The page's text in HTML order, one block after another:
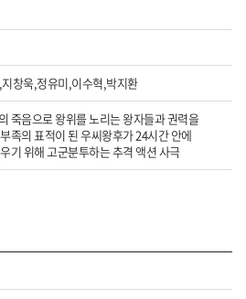
창욱,정유미,이수혁,박지환
죽음으로 왕위를 노리는 왕자들과 권력을
족의 표적이 된 우씨왕후가 24시간 안에
기 위해 고군분투하는 추격 액션 사극